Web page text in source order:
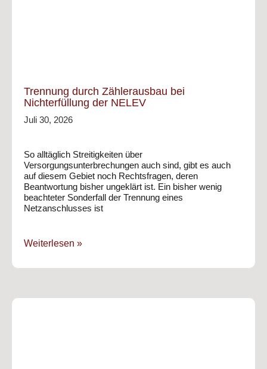
Trennung durch Zählerausbau bei
Nichterfüllung der NELEV
Juli 30, 2026
So alltäglich Streitigkeiten über
Versorgungsunterbrechungen auch sind, gibt es auch
auf diesem Gebiet noch Rechtsfragen, deren
Beantwortung bisher ungeklärt ist. Ein bisher wenig
beachteter Sonderfall der Trennung eines
Netzanschlusses ist
Weiterlesen »